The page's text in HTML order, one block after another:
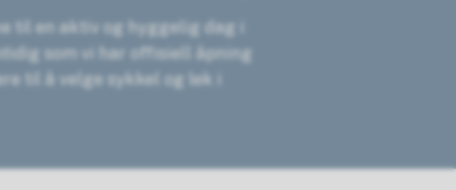
til en aktiv og hyggelig dag i
som vi har offisiell åpning
til å velge sykkel og lek i